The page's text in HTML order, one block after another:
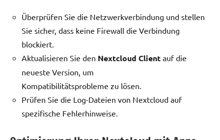
Überprüfen Sie die Netzwerkverbindung und stellen
Sie sicher, dass keine Firewall die Verbindung
blockiert.
Aktualisieren Sie den Nextcloud Client auf die
neueste Version, um
Kompatibilitätsprobleme zu lösen.
Prüfen Sie die Log-Dateien von Nextcloud auf
spezifische Fehlerhinweise.